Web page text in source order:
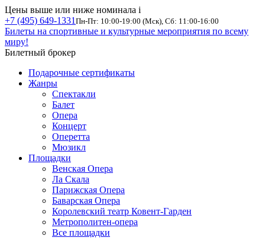
Цены выше или ниже номинала i
+7 (495) 649-1331 Пн-Пт: 10:00-19:00 (Мск), Сб: 11:00-16:00
Билеты на спортивные и культурные мероприятия по всему
миру!
Билетный брокер
Подарочные сертификаты
Жанры
Спектакли
Балет
Опера
Концерт
Оперетта
Мюзикл
Площадки
Венская Опера
Ла Скала
Парижская Опера
Баварская Опера
Королевский театр Ковент-Гарден
Метрополитен-опера
Все площадки